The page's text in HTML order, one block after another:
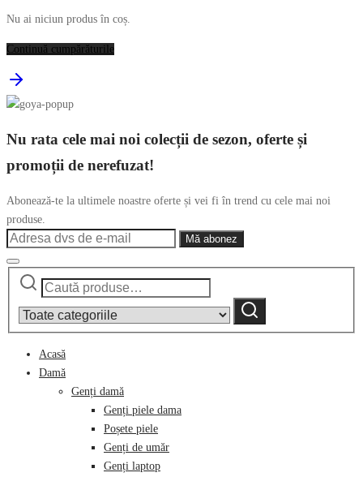
Nu ai niciun produs în coș.
Continuă cumpărăturile
Nu rata cele mai noi colecții de sezon, oferte și
promoții de nerefuzat!
Abonează-te la ultimele noastre oferte și vei fi în trend cu cele mai noi
produse.
Caută
category:
Caută
Acasă
Damă
Genți damă
Genți piele dama
Poșete piele
Genți de umăr
Genți laptop